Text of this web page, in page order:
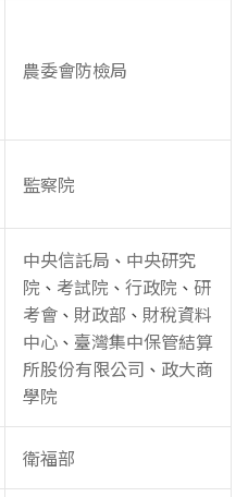
農委會防檢局
監察院
中央信託局 、 中央研究
院 、 考試院 、 行政院 、 研
考會 、 財政部 、 財稅資料
中心 、 臺灣集中保管結算
所股份有限公司 、 政大商
學院
衛福部